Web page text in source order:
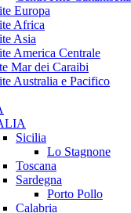
Europa
Africa
Asia
America Centrale
Mar dei Caraibi
Australia e Pacifico
Sicilia
Lo Stagnone
Toscana
Sardegna
Porto Pollo
Calabria